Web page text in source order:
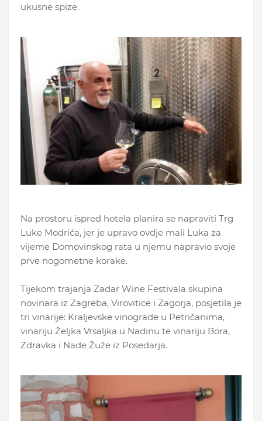
ukusne spize.
Na prostoru ispred hotela planira se napraviti Trg
Luke Modrića, jer je upravo ovdje mali Luka za
vijeme Domovinskog rata u njemu napravio svoje
prve nogometne korake.
Tijekom trajanja Zadar Wine Festivala skupina
novinara iz Zagreba, Virovitice i Zagorja, posjetila je
tri vinarije: Kraljevske vinograde u Petričanima,
vinariju Željka Vrsaljka u Nadinu te vinariju Bora,
Zdravka i Nade Žuže iz Posedarja.